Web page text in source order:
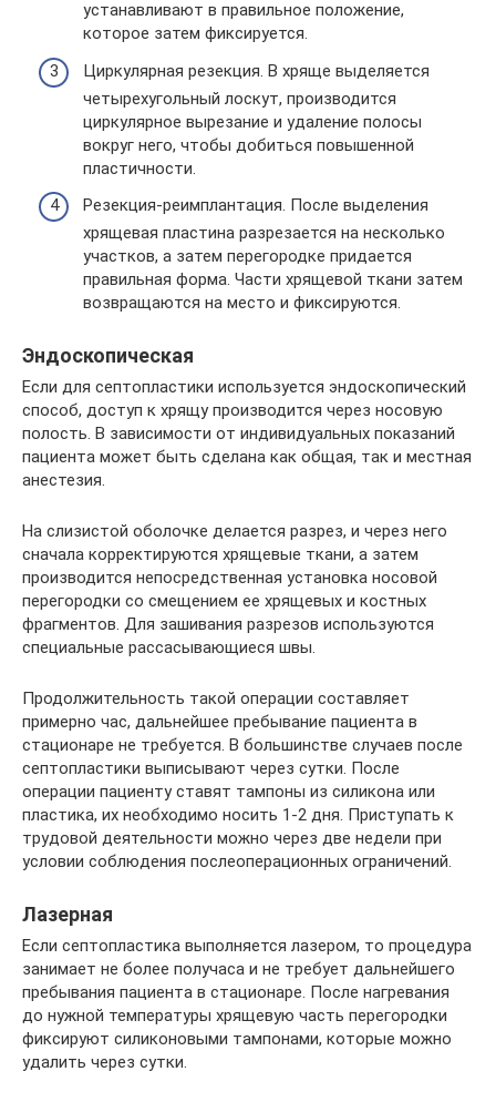
устанавливают в правильное положение,
которое затем фиксируется.
Циркулярная резекция. В хряще выделяется
четырехугольный лоскут, производится
циркулярное вырезание и удаление полосы
вокруг него, чтобы добиться повышенной
пластичности.
Резекция-реимплантация. После выделения
хрящевая пластина разрезается на несколько
участков, а затем перегородке придается
правильная форма. Части хрящевой ткани затем
возвращаются на место и фиксируются.
Эндоскопическая
Если для септопластики используется эндоскопический
способ, доступ к хрящу производится через носовую
полость. В зависимости от индивидуальных показаний
пациента может быть сделана как общая, так и местная
анестезия.
На слизистой оболочке делается разрез, и через него
сначала корректируются хрящевые ткани, а затем
производится непосредственная установка носовой
перегородки со смещением ее хрящевых и костных
фрагментов. Для зашивания разрезов используются
специальные рассасывающиеся швы.
Продолжительность такой операции составляет
примерно час, дальнейшее пребывание пациента в
стационаре не требуется. В большинстве случаев после
септопластики выписывают через сутки. После
операции пациенту ставят тампоны из силикона или
пластика, их необходимо носить 1-2 дня. Приступать к
трудовой деятельности можно через две недели при
условии соблюдения послеоперационных ограничений.
Лазерная
Если септопластика выполняется лазером, то процедура
занимает не более получаса и не требует дальнейшего
пребывания пациента в стационаре. После нагревания
до нужной температуры хрящевую часть перегородки
фиксируют силиконовыми тампонами, которые можно
удалить через сутки.